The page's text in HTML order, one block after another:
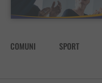
COMUNI SPORT